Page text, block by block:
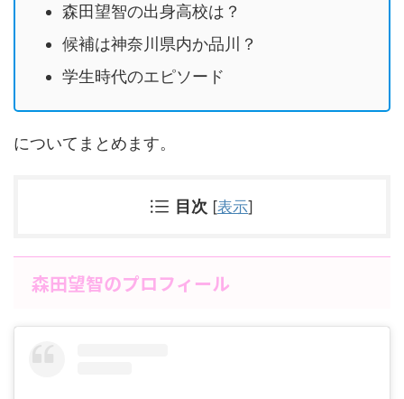
森田望智の出身高校は？
候補は神奈川県内か品川？
学生時代のエピソード
についてまとめます。
目次 [表示]
森田望智のプロフィール